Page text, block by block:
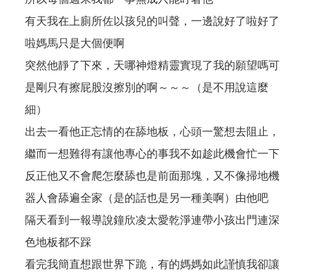
有天我在上廁所佐以孩兒的叫聲，一邊說好了啦好了
啦媽馬只是大個便啊
突然他靜了下來，天哪神燈精靈實現了我的願望嗎可
是剛只有擦屁股沒擦別的啊～～～（是不用說這麼
細）
出去一看他正忘情的在舔地板，心頭一驚想去阻止，
繼而一想難得有讓他專心的事我不如趁此機會忙一下
反正他又不會爬怎麼舔也是前面那塊，又不像掃地機
器人會舔遍全家（是的話也是另一種美啊）由他吧
隔天看到一報導說鐘欣凌太愛乾淨連帶小孩出門連深
色地板都不踩
看完我簡直想跟世界下跪，有的媽媽如此謹慎我卻讓